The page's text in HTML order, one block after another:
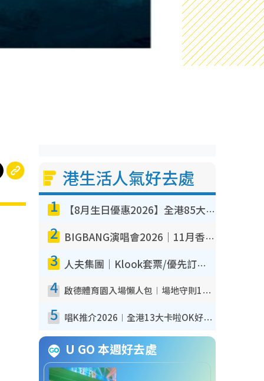
港生活人氣好去處
1 【8月生日優惠2026】全港85大食買玩著數攻略 自助餐/火鍋放題同行免費＋誠品/DONKI送現金券
2 BIGBANG演唱會2026｜11月香港啟德開3場！實名制VIP申請、優先購票攻略
3 人夫集團｜Klook套票/優先訂票/公開發售搶飛攻略！附票價.購票連結.場地座位表
4 啟德體育園入場懶人包︱場地守則12違禁品不可進場准帶細水樽但全場禁樽蓋！應援牌有限制！
5 唱K推介2026︱全港13大卡啦OK好去處！最平$36起 日文K都有！(附地址+收費詳情)
U GO 本週好去處